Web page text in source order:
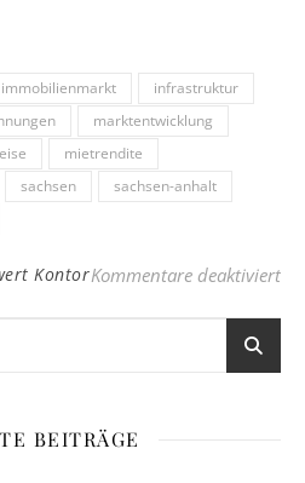
immobilienmarkt
infrastruktur
marktentwicklung
mietrendite
sachsen
sachsen-anhalt
KontorKommentare deaktiviertfür
BEITRÄGE